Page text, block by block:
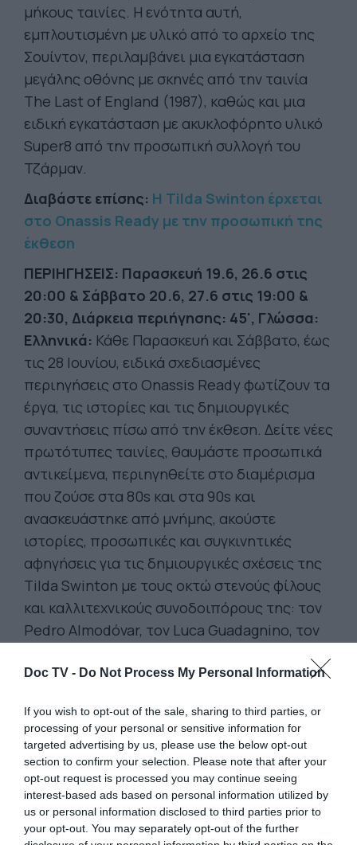
Doc TV - Do Not Process My Personal Information
If you wish to opt-out of the sale, sharing to third parties, or
processing of your personal or sensitive information for
targeted advertising by us, please use the below opt-out
section to confirm your selection. Please note that after your
opt-out request is processed you may continue seeing
interest-based ads based on personal information utilized by
us or personal information disclosed to third parties prior to
your opt-out. You may separately opt-out of the further
μήκους ταινίες. Η ενότητα αυτή,
εμπλουτισμένη με υλικό από το αρχείο της
Σουίντον, περιλαμβάνει μια εγκατάσταση
μεγάλης οθόνης με σκηνές από την ταινία
The Last of England (1987), καθώς και μια
ειδική εγκατάσταση με ακυκλοφόρητο υλικό
Super8 από την προσωπική συλλογή του
Τζάρμαν.
Διαβάστε επίσης: Η Tilda Swinton έρχεται
στο Οnassis Ready με την προσωπική της
έκθεση
ΠΕΡΙΗΓΗΣΕΙΣ: Παρασκευή 19.6, 26.6 στις
20:00 & Σάββατο 20.6, 27.6 στις 19:00 &
20:30, Διάρκεια περιήγησης: 45', Γλώσσα:
Ελληνικά: Κάθε Παρασκευή και Σάββατο, έως
τις 28 Ιουνίου, ειδικά σχεδιασμένες
περιηγήσεις στο Onassis Ready φωτίζουν τα
έργα, τις ιστορίες και τις δημιουργικές
συναντήσεις πίσω από την έκθεση. Δείτε νέες
πρωτότυπες ταινίες, θαυμάστε προσωπικά
αντικείμενα, περιηγηθείτε στο διαμέρισμα
που ζούσε στα 80s και στα 90s και
ανασκευάστηκε από μνήμης, ακούστε
ιστορίες, προσωπικές και συγκινητικές
αφηγήσεις για τις δημιουργικές σχέσεις της
Tilda Swinton με τους οκτώ στενούς φίλους
και καλλιτεχνικούς συνοδοιπόρους της: τον
Pedro Almodóvar, τον Luca Guadagnino, τον
Walker, τον Apichatpong Weerasethakul, τον
ΘΕΡΙΝΟ ΣΙΝΕΜΑ ΣΤΗΝ ΤΑΡΑΤΣΑ ΤΟΥ
ONASSIS READY, ΚΙΝΗΜΑΤΟΓΡΑΦΙΚΕΣ
ΠΡΟΒΟΛΕΣ 19, 26 & 27.06.2026 | 21:00:Κατά
τη διάρκεια της έκθεσης της Tilda Swinton,
Ongoing, έχουμε την ευκαιρία να δούμε στη
μεγάλη οθόνη στην ταράτσα του Onassis